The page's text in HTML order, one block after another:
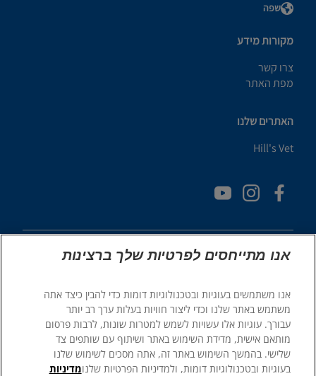
שפה
מקורות מידע
צרו קשר
מפת האתר
האתרים שלנו
Hill's Vet
© 2025 Hill's Pet Nutrition, Inc.
כֹּל הַזְכוּיוֹת שְׁמוּרוֹת.
כפי שמשתמשים בו כאן, מציין סטטוס של סימן מסחרי רשום בארה"ב
בלבד; סטטוס הרישום באזורים גיאוגרפיים אחרים עשוי להיות שונה.
השימוש שלך באתר זה כפוף לתנאים שלנו.
אנו מתייחסים לפרטיות שלך ברצינות
אנו משתמשים בעוגיות ובטכנולוגיות דומות כדי להבין כיצד אתה
משתמש באתר שלנו וכדי ליצור חוויות בעלות ערך רב יותר
עבורך. עוגיות אלו עשויות לשמש למטרות שונות, לרבות פרסום
מותאם אישית, מדידת השימוש באתר ושיתוף עם שותפים צד
שלישי. בהמשך השימוש באתר זה, אתה מסכים לשימוש שלנו
בעוגיות ובטכנולוגיות דומות, ולמדיניות הפרטיות שלנומדיניות